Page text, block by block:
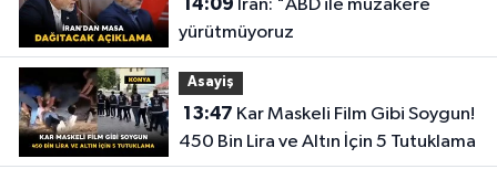
yürütmüyoruz
Asayiş
13:47
450 Bin Lira ve Altın İçin 5 Tutuklama